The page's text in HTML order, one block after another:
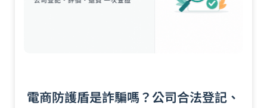
電商防護盾是詐騙嗎？公司合法登記、